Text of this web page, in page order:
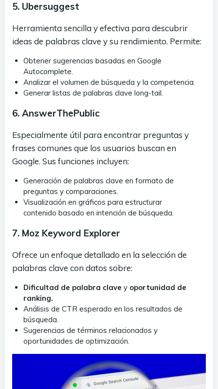
5. Ubersuggest
Herramienta sencilla y efectiva para descubrir
ideas de palabras clave y su rendimiento. Permite:
Obtener sugerencias basadas en Google
Autocomplete.
Analizar el volumen de búsqueda y la competencia.
Generar listas de palabras clave long-tail.
6. AnswerThePublic
Especialmente útil para encontrar preguntas y
frases comunes que los usuarios buscan en
Google. Sus funciones incluyen:
Generación de palabras clave en formato de
preguntas y comparaciones.
Visualización en gráficos para estructurar
contenido basado en intención de búsqueda.
7. Moz Keyword Explorer
Ofrece un enfoque detallado en la selección de
palabras clave con datos sobre:
Dificultad de palabra clave y oportunidad de
ranking.
Análisis de CTR esperado en los resultados de
búsqueda.
Sugerencias de términos relacionados y
oportunidades de optimización.